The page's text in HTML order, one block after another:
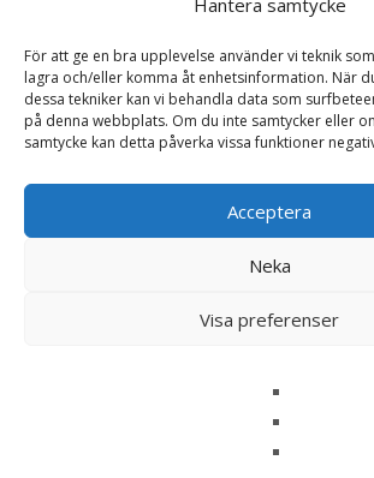
Hantera samtycke
För att ge en bra upplevelse använder vi teknik
lagra och/eller komma åt enhetsinformation. När
dessa tekniker kan vi behandla data som
på denna webbplats. Om du inte samtycker eller
samtycke kan detta påverka vissa funktioner
Acceptera
Neka
Visa preferenser
Bli först med att recensera
Growth Fish Large Torrfoder
kg – Arion”
Din e-postadress kommer inte publiceras.